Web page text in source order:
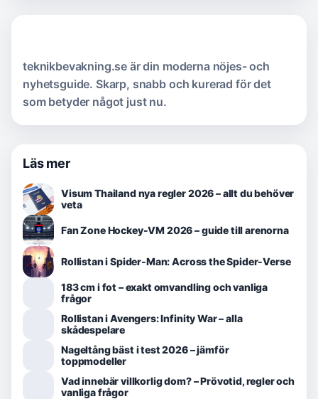
teknikbevakning.se är din moderna nöjes- och
nyhetsguide. Skarp, snabb och kurerad för det
som betyder något just nu.
Läs mer
Visum Thailand nya regler 2026 – allt du behöver
veta
Fan Zone Hockey-VM 2026 – guide till arenorna
Rollistan i Spider-Man: Across the Spider-Verse
183 cm i fot – exakt omvandling och vanliga
frågor
Rollistan i Avengers: Infinity War – alla
skådespelare
Nageltång bäst i test 2026 – jämför
toppmodeller
Vad innebär villkorlig dom? – Prövotid, regler och
vanliga frågor